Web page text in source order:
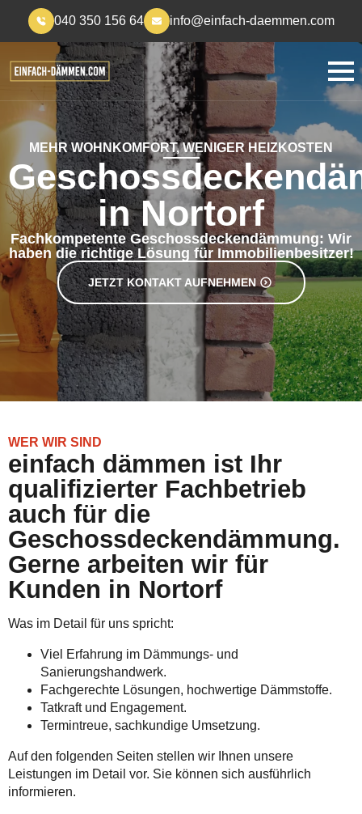
040 350 156 64 info@einfach-daemmen.com
MEHR WOHNKOMFORT, WENIGER HEIZKOSTEN
in Nortorf
Fachkompetente Geschossdeckendämmung: Wir
haben die richtige Lösung für Immobilienbesitzer!
JETZT KONTAKT AUFNEHMEN
WER WIR SIND
einfach dämmen ist Ihr
qualifizierter Fachbetrieb
auch für die
Geschossdeckendämmung.
Gerne arbeiten wir für
Kunden in Nortorf
Was im Detail für uns spricht:
Viel Erfahrung im Dämmungs- und
Sanierungshandwerk.
Fachgerechte Lösungen, hochwertige Dämmstoffe.
Tatkraft und Engagement.
Termintreue, sachkundige Umsetzung.
Auf den folgenden Seiten stellen wir Ihnen unsere
Leistungen im Detail vor. Sie können sich ausführlich
informieren.